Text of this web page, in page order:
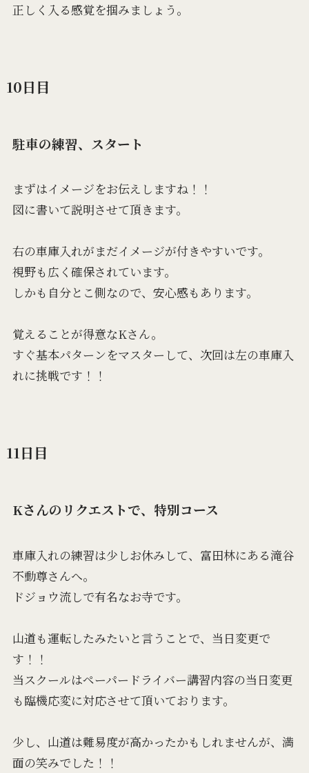
正しく入る感覚を掴みましょう。
10日目
駐車の練習、スタート
まずはイメージをお伝えしますね！！
図に書いて説明させて頂きます。
右の車庫入れがまだイメージが付きやすいです。
視野も広く確保されています。
しかも自分とこ側なので、安心感もあります。
覚えることが得意なKさん。
すぐ基本パターンをマスターして、次回は左の車庫入
れに挑戦です！！
11日目
Kさんのリクエストで、特別コース
車庫入れの練習は少しお休みして、富田林にある滝谷
不動尊さんへ。
ドジョウ流しで有名なお寺です。
山道も運転したみたいと言うことで、当日変更で
す！！
当スクールはペーパードライバー講習内容の当日変更
も臨機応変に対応させて頂いております。
少し、山道は難易度が高かったかもしれませんが、満
面の笑みでした！！